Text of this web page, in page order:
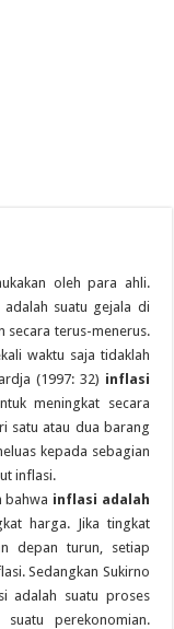
oleh para ahli.
adalah suatu gejala di
secara terus-menerus.
waktu saja tidaklah
(1997: 32) inflasi
meningkat secara
satu atau dua barang
kepada sebagian
inflasi.
bahwa inflasi adalah
harga. Jika tingkat
depan turun, setiap
Sedangkan Sukirno
adalah suatu proses
perekonomian.